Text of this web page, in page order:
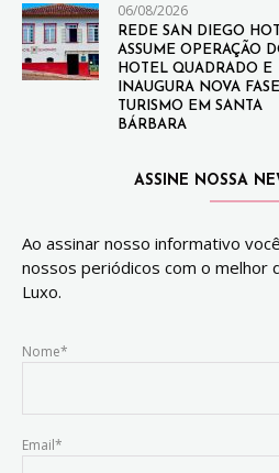
06/08/2026
REDE SAN DIEGO
ASSUME OPERAÇÃO
HOTEL QUADRADO E
INAUGURA NOVA
TURISMO EM SANTA
BÁRBARA
ASSINE NOSSA
Ao assinar nosso informativo
nossos periódicos com o melhor
Luxo.
Nome*
Email*